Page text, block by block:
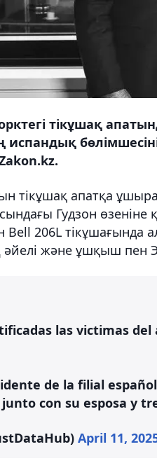
тікұшақ
испандық
тікұшақ апатқа
Гудзон
Bell 206L тікұшағында
және ұшқыш пен
las victimas
de la filial
con su esposa y
April 11,